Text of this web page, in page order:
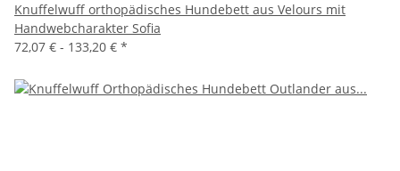
Knuffelwuff orthopädisches Hundebett aus Velours mit
Handwebcharakter Sofia
72,07 € - 133,20 € *